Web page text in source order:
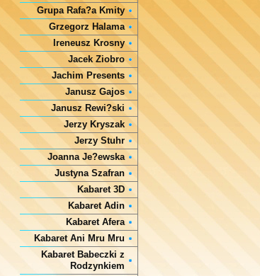
Grupa Rafa?a Kmity
Grzegorz Halama
Ireneusz Krosny
Jacek Ziobro
Jachim Presents
Janusz Gajos
Janusz Rewi?ski
Jerzy Kryszak
Jerzy Stuhr
Joanna Je?ewska
Justyna Szafran
Kabaret 3D
Kabaret Adin
Kabaret Afera
Kabaret Ani Mru Mru
Kabaret Babeczki z
Rodzynkiem